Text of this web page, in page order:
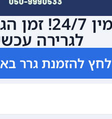
גרר באשדוד
לגרירה
לחץ להזמנת גרר